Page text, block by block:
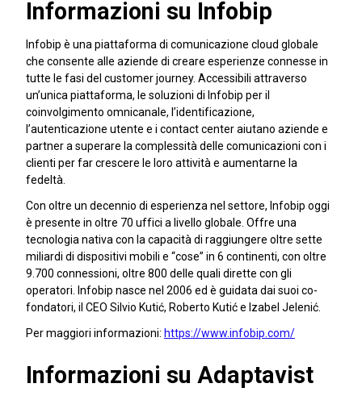
Informazioni su Infobip
Infobip è una piattaforma di comunicazione cloud globale
che consente alle aziende di creare esperienze connesse in
tutte le fasi del customer journey. Accessibili attraverso
un’unica piattaforma, le soluzioni di Infobip per il
coinvolgimento omnicanale, l’identificazione,
l’autenticazione utente e i contact center aiutano aziende e
partner a superare la complessità delle comunicazioni con i
clienti per far crescere le loro attività e aumentarne la
fedeltà.
Con oltre un decennio di esperienza nel settore, Infobip oggi
è presente in oltre 70 uffici a livello globale. Offre una
tecnologia nativa con la capacità di raggiungere oltre sette
miliardi di dispositivi mobili e “cose” in 6 continenti, con oltre
9.700 connessioni, oltre 800 delle quali dirette con gli
operatori. Infobip nasce nel 2006 ed è guidata dai suoi co-
fondatori, il CEO Silvio Kutić, Roberto Kutić e Izabel Jelenić.
Per maggiori informazioni: https://www.infobip.com/
Informazioni su Adaptavist